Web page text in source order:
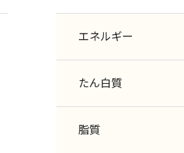
エネルギー
たん白質
脂質